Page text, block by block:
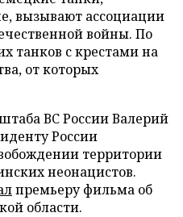
вызывают ассоциации
войны. По
танков с крестами на
от которых
ВС России Валерий
России
территории
неонацистов.
премьеру фильма об
области.